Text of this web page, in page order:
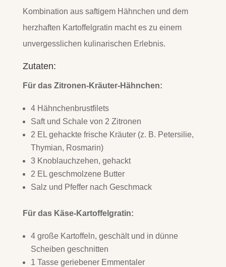
Kombination aus saftigem Hähnchen und dem
herzhaften Kartoffelgratin macht es zu einem
unvergesslichen kulinarischen Erlebnis.
Zutaten:
Für das Zitronen-Kräuter-Hähnchen:
4 Hähnchenbrustfilets
Saft und Schale von 2 Zitronen
2 EL gehackte frische Kräuter (z. B. Petersilie,
Thymian, Rosmarin)
3 Knoblauchzehen, gehackt
2 EL geschmolzene Butter
Salz und Pfeffer nach Geschmack
Für das Käse-Kartoffelgratin:
4 große Kartoffeln, geschält und in dünne
Scheiben geschnitten
1 Tasse geriebener Emmentaler